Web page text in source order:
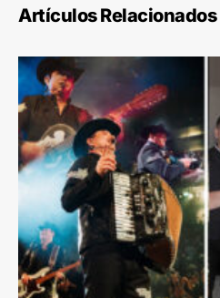
Artículos Relacionados